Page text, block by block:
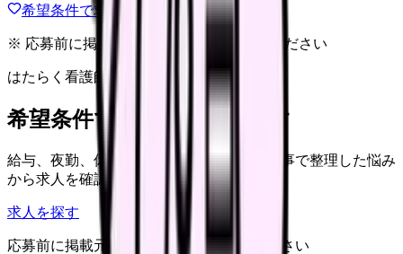
希望条件で求人を探す
※ 応募前に掲載元の最新情報を確認してください
はたらく看護師さん 求人
希望条件で看護師求人を探す
給与、夜勤、休み、ブランクなど、この記事で整理した悩み
から求人を確認できます。
求人を探す
応募前に掲載元の最新情報を確認してください